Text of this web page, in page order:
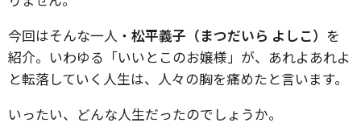
今回はそんな一人・ 松平義子（まつだいら よしこ） を
紹介。いわゆる「いいとこのお嬢様」が、あれよあれよ
と転落していく人生は、人々の胸を痛めたと言います。
いったい、どんな人生だったのでしょうか。